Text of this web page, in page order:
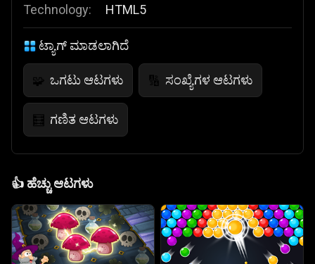
Technology:
HTML5
ಟ್ಯಾಗ್ ಮಾಡಲಾಗಿದೆ
🧩 ಒಗಟು ಆಟಗಳು 🔢 ಸಂಖ್ಯೆಗಳ ಆಟಗಳು
🧮 ಗಣಿತ ಆಟಗಳು
👍 ಹೆಚ್ಚು ಆಟಗಳು